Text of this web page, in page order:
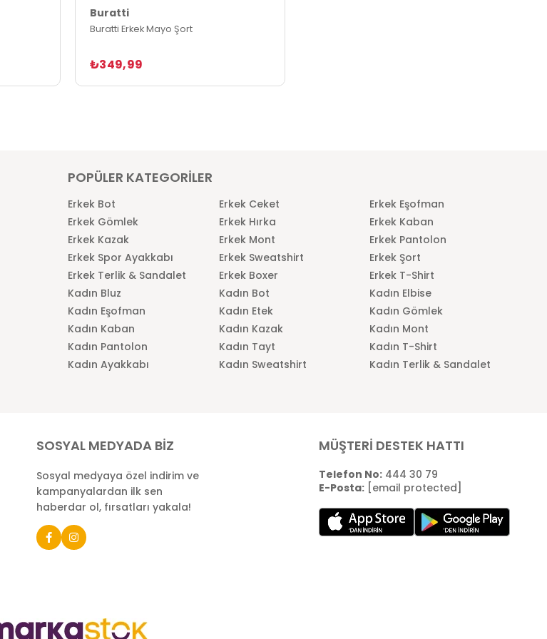
Buratti
Buratti Erkek Mayo Şort
₺349,99
POPÜLER KATEGORİLER
Erkek Bot Erkek Ceket
Erkek Eşofman
Erkek Gömlek
Erkek Hırka
Erkek Kaban
Erkek Kazak
Erkek Mont
Erkek Pantolon
Erkek Spor Ayakkabı
Erkek Sweatshirt
Erkek Şort
Erkek Terlik & Sandalet
Erkek Boxer
Erkek T-Shirt
Kadın Bluz
Kadın Bot
Kadın Elbise
Kadın Eşofman
Kadın Etek
Kadın Gömlek
Kadın Kaban
Kadın Kazak
Kadın Mont
Kadın Pantolon
Kadın Tayt
Kadın T-Shirt
Kadın Ayakkabı
Kadın Sweatshirt Kadın Terlik & Sandalet
SOSYAL MEDYADA BİZ
Sosyal medyaya özel indirim ve
kampanyalardan ilk sen
haberdar ol, fırsatları yakala!
MÜŞTERİ DESTEK HATTI
Telefon No:444 30 79
E-Posta: [email protected]